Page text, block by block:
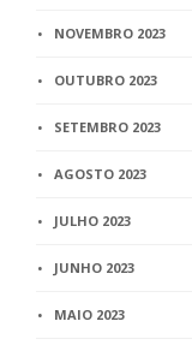
NOVEMBRO 2023
OUTUBRO 2023
SETEMBRO 2023
AGOSTO 2023
JULHO 2023
JUNHO 2023
MAIO 2023